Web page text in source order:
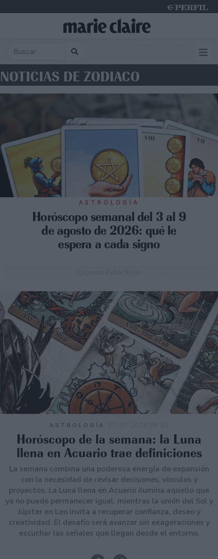
NOTICIAS DE ZODIACO
ASTROLOGÍA
Horóscopo semanal del 3 al 9
de agosto de 2026: qué le
espera a cada signo
ASTROLOGÍA
Horóscopo de la semana: la Luna
llena en Acuario trae definiciones
La semana combina una poderosa energía de expansión
con la necesidad de revisar decisiones, vínculos y
proyectos. La Luna llena en Acuario ilumina aquello que
ya no puede permanecer igual, mientras la unión del Sol y
Júpiter en Leo invita a recuperar confianza, deseo y
creatividad. El desafío será avanzar sin exageraciones y
escuchar las señales que llegan desde el entorno.